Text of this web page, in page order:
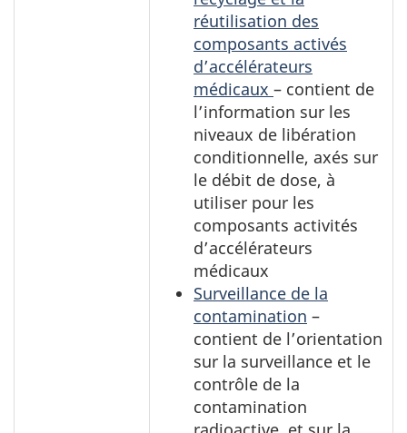
réutilisation des
composants activés
d’accélérateurs
médicaux – contient de
l’information sur les
niveaux de libération
conditionnelle, axés sur
le débit de dose, à
utiliser pour les
composants activités
d’accélérateurs
médicaux
Surveillance de la
contamination –
contient de l’orientation
sur la surveillance et le
contrôle de la
contamination